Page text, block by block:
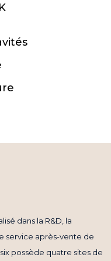
dans la R&D, la
service après-vente de
possède quatre sites de